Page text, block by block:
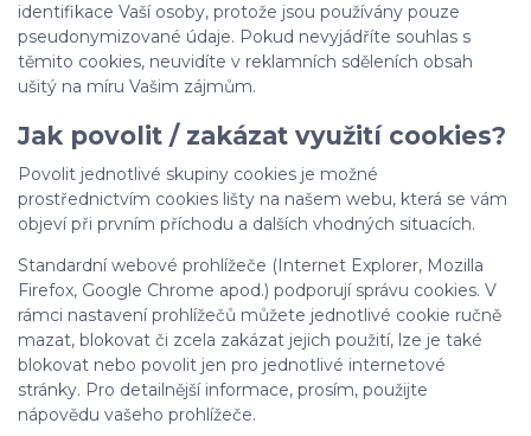
identifikace Vaší osoby, protože jsou používány pouze
pseudonymizované údaje. Pokud nevyjádříte souhlas s
těmito cookies, neuvidíte v reklamních sděleních obsah
ušitý na míru Vašim zájmům.
Jak povolit / zakázat využití cookies?
Povolit jednotlivé skupiny cookies je možné
prostřednictvím cookies lišty na našem webu, která se vám
objeví při prvním příchodu a dalších vhodných situacích.
Standardní webové prohlížeče (Internet Explorer, Mozilla
Firefox, Google Chrome apod.) podporují správu cookies. V
rámci nastavení prohlížečů můžete jednotlivé cookie ručně
mazat, blokovat či zcela zakázat jejich použití, lze je také
blokovat nebo povolit jen pro jednotlivé internetové
stránky. Pro detailnější informace, prosím, použijte
nápovědu vašeho prohlížeče.